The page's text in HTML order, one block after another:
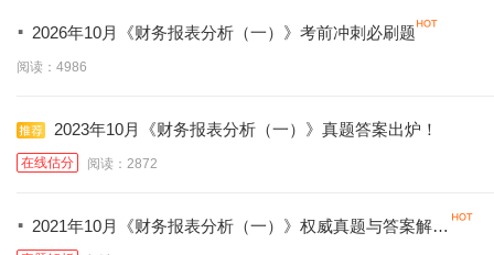
· 2026年10月《财务报表分析（一）》考前冲刺必刷题
阅读：4986
2023年10月《财务报表分析（一）》真题答案出炉！
在线估分 阅读：2872
· 2021年10月《财务报表分析（一）》权威真题与答案解析